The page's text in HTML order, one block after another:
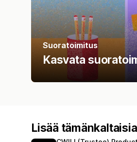
Suoratoimitus
Kasvata
Lisää